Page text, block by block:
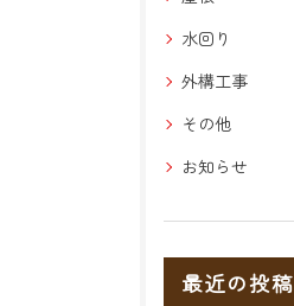
水回り
外構工事
その他
お知らせ
最近の投稿